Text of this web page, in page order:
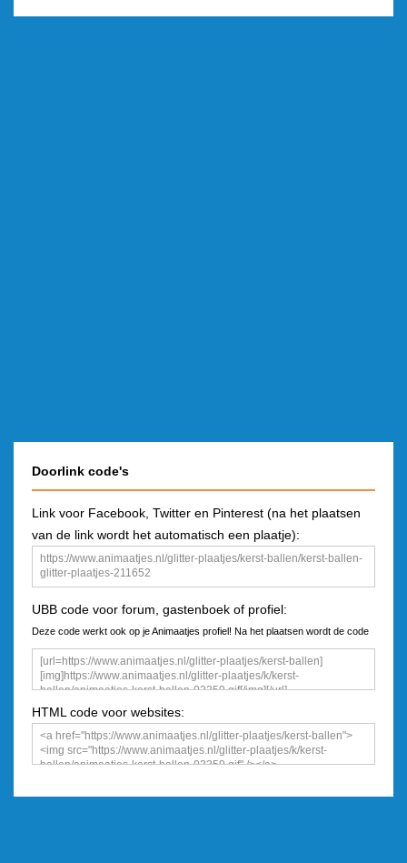
Doorlink code's
Link voor Facebook, Twitter en Pinterest (na het plaatsen
van de link wordt het automatisch een plaatje):
UBB code voor forum, gastenboek of profiel:
Deze code werkt ook op je Animaatjes profiel! Na het plaatsen wordt de code
een plaatje
HTML code voor websites: